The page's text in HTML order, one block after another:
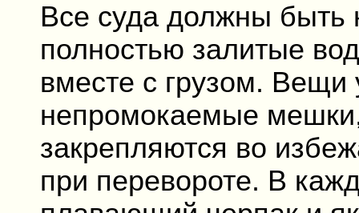
Все суда должны
полностью залитые
вместе с грузом. Вещи
непромокаемые
закрепляются во
при перевороте. В